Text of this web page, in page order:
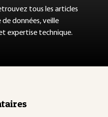
tous les articles
données, veille
expertise technique.